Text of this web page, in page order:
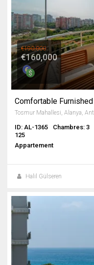
€190,000
€160,000
ID: AL-1365 Chambres: 3
125
Appartement
Halil Gülseren